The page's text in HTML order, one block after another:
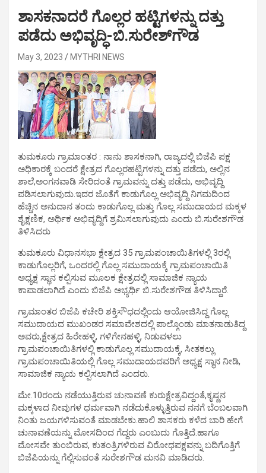
ಶಾಸಕನಾದರೆ ಗೊಲ್ಲರ ಹಟ್ಟಿಗಳನ್ನು ದತ್ತು
ಪಡೆದು ಅಭಿವೃದ್ಧಿ-ಬಿ.ಸುರೇಶ್‍ಗೌಡ
May 3, 2023 MYTHRI NEWS
ತುಮಕೂರು ಗ್ರಾಮಾಂತರ : ನಾನು ಶಾಸಕನಾಗಿ, ರಾಜ್ಯದಲ್ಲಿ ಬಿಜೆಪಿ ಪಕ್ಷ
ಅಧಿಕಾರಕ್ಕೆ ಬಂದರೆ ಕ್ಷೇತ್ರದ ಗೊಲ್ಲರಹಟ್ಟಿಗಳನ್ನು ದತ್ತು ಪಡೆದು, ಅಲ್ಲಿನ
ಶಾಲೆ,ಅಂಗನವಾಡಿ ಸೇರಿದಂತೆ ಗ್ರಾಮವನ್ನು ದತ್ತು ಪಡೆದು, ಅಭಿವೃದ್ದಿ
ಪಡಿಸಲಾಗುವುದು.ಇದರ ಜೊತೆಗೆ ಕಾಡುಗೊಲ್ಲ ಅಭಿವೃದ್ದಿ ನಿಗಮದಿಂದ
ಹೆಚ್ಚಿನ ಅನುದಾನ ತಂದು ಕಾಡುಗೊಲ್ಲ ಮತ್ತು ಗೊಲ್ಲ ಸಮುದಾಯದ ಮಕ್ಕಳ
ಶೈಕ್ಷಣಿಕ, ಅರ್ಥಿಕ ಅಭಿವೃದ್ದಿಗೆ ಶ್ರಮಿಸಲಾಗುವುದು ಎಂದು ಬಿ.ಸುರೇಶಗೌಡ
ತಿಳಿಸಿದರು
ತುಮಕೂರು ವಿಧಾನಸಭಾ ಕ್ಷೇತ್ರದ 35 ಗ್ರಾಮಪಂಚಾಯಿತಿಗಳಲ್ಲಿ 3ರಲ್ಲಿ
ಕಾಡುಗೊಲ್ಲರಿಗೆ, ಒಂದರಲ್ಲಿ ಗೊಲ್ಲ ಸಮುದಾಯಕ್ಕೆ ಗ್ರಾಮಪಂಚಾಯಿತಿ
ಅಧ್ಯಕ್ಷ ಸ್ಥಾನ ಕಲ್ಪಿಸುವ ಮೂಲಕ ಕ್ಷೇತ್ರದಲ್ಲಿ ಸಾಮಾಜಿಕ ನ್ಯಾಯ
ಕಾಪಾಡಲಾಗಿದೆ ಎಂದು ಬಿಜೆಪಿ ಅಭ್ಯರ್ಥಿ ಬಿ.ಸುರೇಶಗೌಡ ತಿಳಿಸಿದ್ದಾರೆ.
ಗ್ರಾಮಾಂತರ ಬಿಜೆಪಿ ಕಚೇರಿ ಶಕ್ತಿಸೌಧದಲ್ಲಿಂದು ಆಯೋಜಿಸಿದ್ದ ಗೊಲ್ಲ
ಸಮುದಾಯದ ಮುಖಂಡರ ಸಮಾವೇಶದಲ್ಲಿ ಪಾಲ್ಗೊಂಡು ಮಾತನಾಡುತಿದ್ದ
ಅವರು,ಕ್ಷೇತ್ರದ ಹಿರೇಹಳ್ಳಿ, ಗಳಿಗೇನಹಳ್ಳಿ, ನಿಡುವಳಲು
ಗ್ರಾಮಪಂಚಾಯಿತಿಗಳಲ್ಲಿ ಕಾಡುಗೊಲ್ಲ ಸಮುದಾಯಕ್ಕೆ, ಸೀತಕಲ್ಲು
ಗ್ರಾಮಪಂಚಾಯಿತಿಯಲ್ಲಿ ಗೊಲ್ಲ ಸಮುದಾಯದವರಿಗೆ ಅಧ್ಯಕ್ಷ ಸ್ಥಾನ ನೀಡಿ,
ಸಾಮಾಜಿಕ ನ್ಯಾಯ ಕಲ್ಪಿಸಲಾಗಿದೆ ಎಂದರು.
ಮೇ.10ರಂದು ನಡೆಯುತ್ತಿರುವ ಚುನಾವಣೆ ಕುರುಕ್ಷೇತ್ರವಿದ್ದಂತೆ,ಕೃಷ್ಣನ
ಮಕ್ಕಳಾದ ನೀವುಗಳ ಧರ್ಮವಾಗಿ ನಡೆದುಕೊಳ್ಳುತ್ತಿರುವ ನನಗೆ ಬೆಂಬಲವಾಗಿ
ನಿಂತು ಜಯಗಳಿಸುವಂತೆ ಮಾಡಬೇಕು.ಹಾಲಿ ಶಾಸಕರು ಕಳೆದ ಬಾರಿ ಹೇಗೆ
ಚುನಾವಣೆಯನ್ನು ಮೋಸದಿಂದ ಗೆದ್ದರು ಎಂಬುದು ಗೊತ್ತಿದೆ.ಹಾಗೂ
ಮೋಸವೇ ತುಂಬಿರುವ, ಕುತಂತ್ರಿಗಳಿರುವ ವಿರೋಧಪಕ್ಷವನ್ನು ಬದಿಗೊತ್ತಿಗೆ
ಬಿಜೆಪಿಯನ್ನು ಗೆಲ್ಲಿಸುವಂತೆ ಸುರೇಶಗೌಡ ಮನವಿ ಮಾಡಿದರು.